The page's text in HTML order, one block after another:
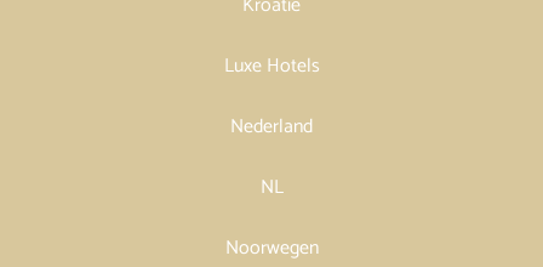
Luxe Hotels
Nederland
NL
Noorwegen